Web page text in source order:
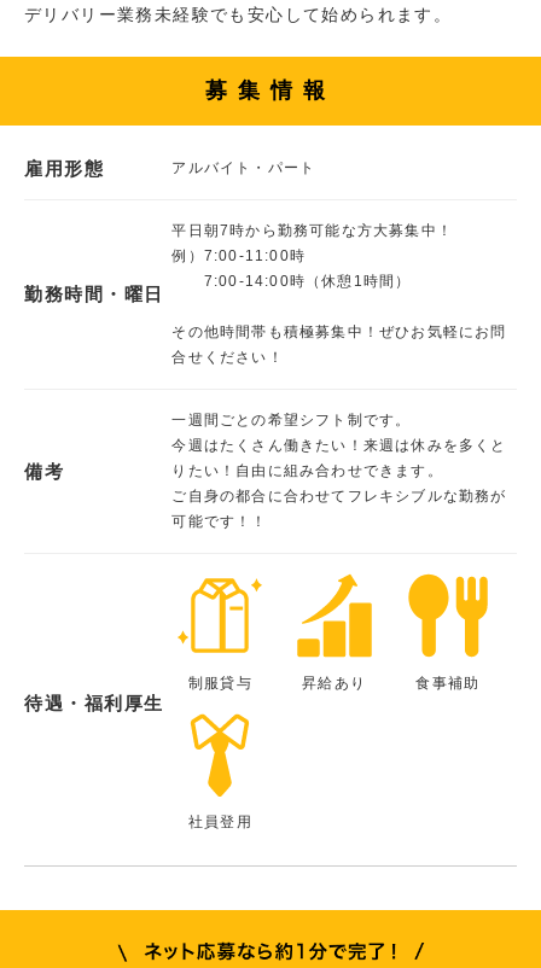
デリバリー業務未経験でも安心して始められます。
募集情報
雇用形態 アルバイト・パート
勤務時間・曜日
平日朝7時から勤務可能な方大募集中！
例）7:00-11:00時
7:00-14:00時（休憩1時間）
その他時間帯も積極募集中！ぜひお気軽にお問
合せください！
備考
一週間ごとの希望シフト制です。
今週はたくさん働きたい！来週は休みを多くと
りたい！自由に組み合わせできます。
ご自身の都合に合わせてフレキシブルな勤務が
可能です！！
待遇・福利厚生
制服貸与 昇給あり 食事補助
社員登用